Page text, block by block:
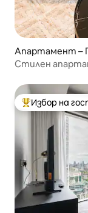
Апартамент –
Стилен
Най-популярен
Избор на